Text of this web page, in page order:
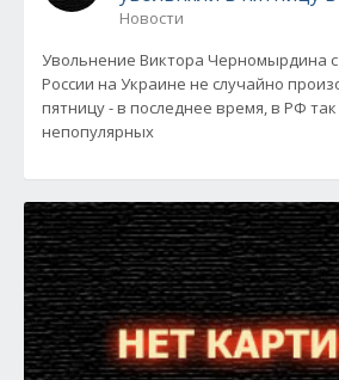
Новости
Увольнение Виктора Черномырдина с
России на Украине не случайно
пятницу - в последнее время, в РФ
непопулярных